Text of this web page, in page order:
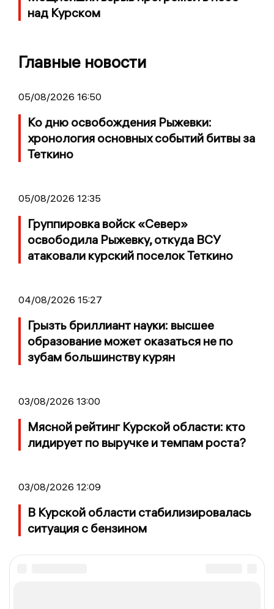
над Курском
Главные новости
05/08/2026 16:50
Ко дню освобождения Рыжевки:
хронология основных событий битвы за
Теткино
05/08/2026 12:35
Группировка войск «Север»
освободила Рыжевку, откуда ВСУ
атаковали курский поселок Теткино
04/08/2026 15:27
Грызть бриллиант науки: высшее
образование может оказаться не по
зубам большинству курян
03/08/2026 13:00
Мясной рейтинг Курской области: кто
лидирует по выручке и темпам роста?
03/08/2026 12:09
В Курской области стабилизировалась
ситуация с бензином